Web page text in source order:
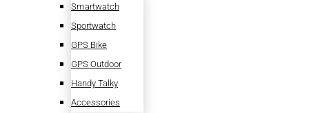
Smartwatch
Sportwatch
GPS Bike
GPS Outdoor
Handy Talky
Accessories